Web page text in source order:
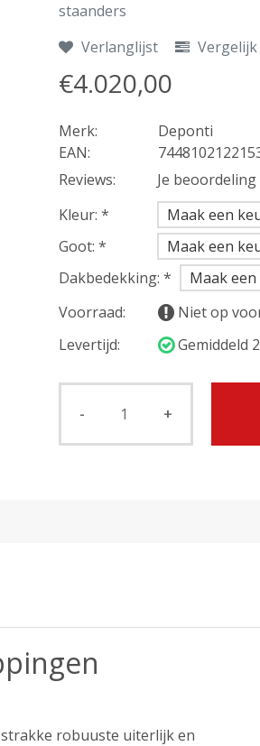
staanders
Verlanglijst
Vergelijk
€4.020,00
Merk:
Deponti
EAN:
Reviews:
Je
Kleur: *
Goot: *
Dakbedekking: *
Voorraad:
Niet op
Levertijd:
Gemiddeld
- +
robuuste uiterlijk en